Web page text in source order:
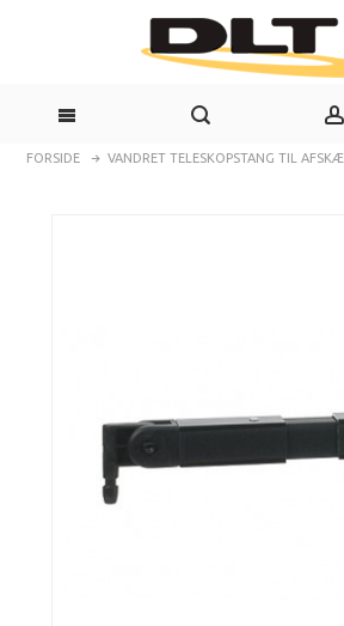
FORSIDE VANDRET TELESKOPSTANG TIL